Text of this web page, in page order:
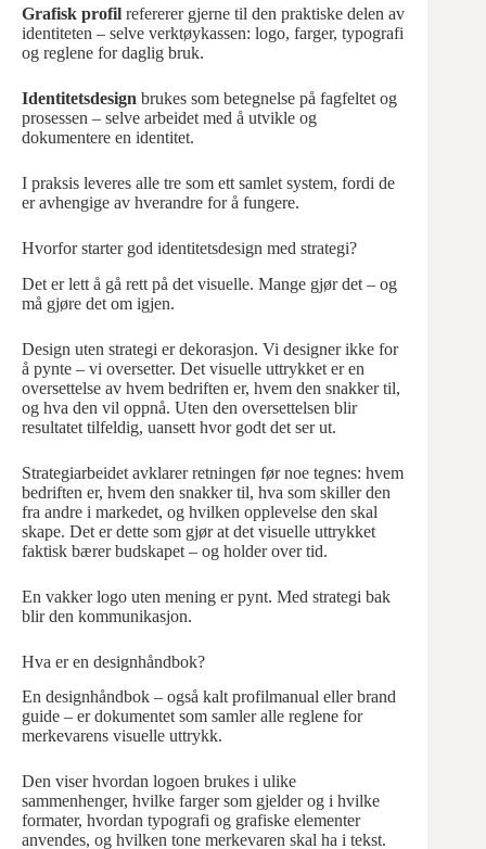
Grafisk profil refererer gjerne til den praktiske delen av
identiteten – selve verktøykassen: logo, farger, typografi
og reglene for daglig bruk.
Identitetsdesign brukes som betegnelse på fagfeltet og
prosessen – selve arbeidet med å utvikle og
dokumentere en identitet.
I praksis leveres alle tre som ett samlet system, fordi de
er avhengige av hverandre for å fungere.
Hvorfor starter god identitetsdesign med strategi?
Det er lett å gå rett på det visuelle. Mange gjør det – og
må gjøre det om igjen.
Design uten strategi er dekorasjon. Vi designer ikke for
å pynte – vi oversetter. Det visuelle uttrykket er en
oversettelse av hvem bedriften er, hvem den snakker til,
og hva den vil oppnå. Uten den oversettelsen blir
resultatet tilfeldig, uansett hvor godt det ser ut.
Strategiarbeidet avklarer retningen før noe tegnes: hvem
bedriften er, hvem den snakker til, hva som skiller den
fra andre i markedet, og hvilken opplevelse den skal
skape. Det er dette som gjør at det visuelle uttrykket
faktisk bærer budskapet – og holder over tid.
En vakker logo uten mening er pynt. Med strategi bak
blir den kommunikasjon.
Hva er en designhåndbok?
En designhåndbok – også kalt profilmanual eller brand
guide – er dokumentet som samler alle reglene for
merkevarens visuelle uttrykk.
Den viser hvordan logoen brukes i ulike
sammenhenger, hvilke farger som gjelder og i hvilke
formater, hvordan typografi og grafiske elementer
anvendes, og hvilken tone merkevaren skal ha i tekst.